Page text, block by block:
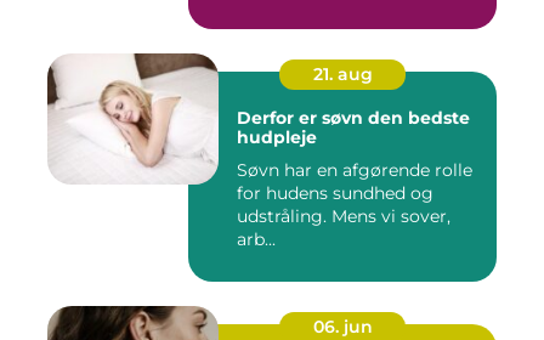
21. aug
Derfor er søvn den bedste
hudpleje
Søvn har en afgørende rolle
for hudens sundhed og
udstråling. Mens vi sover,
arb...
06. jun